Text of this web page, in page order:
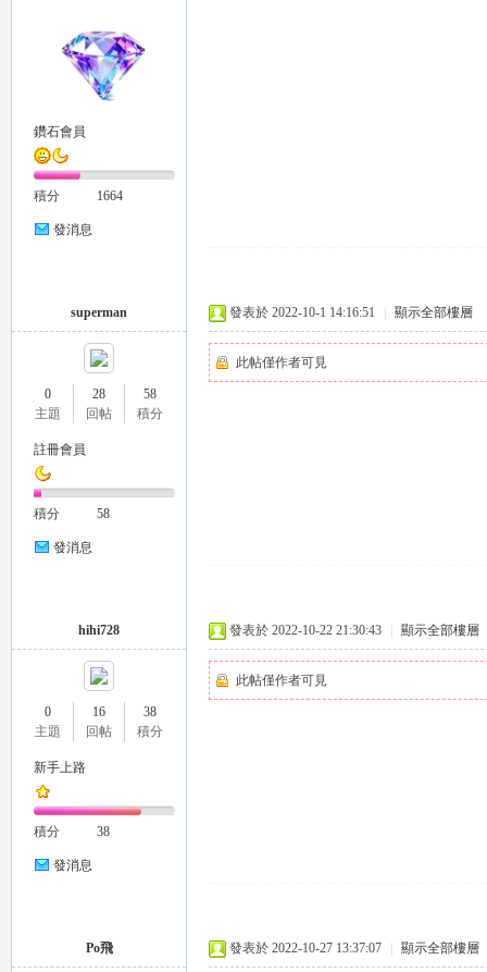
鑽石會員
積分 1664
發消息
superman
0
主題
28
回帖
58
積分
註冊會員
積分 58
發消息
發表於 2022-10-1 14:16:51 顯示全部樓層
此帖僅作者可見
hihi728
0
主題
16
回帖
38
積分
新手上路
積分 38
發消息
發表於 2022-10-22 21:30:43 顯示全部樓層
此帖僅作者可見
Po飛 發表於 2022-10-27 13:37:07 顯示全部樓層